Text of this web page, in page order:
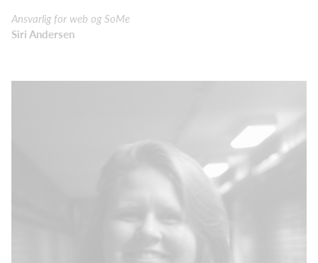
Ansvarlig for web og SoMe
Siri Andersen